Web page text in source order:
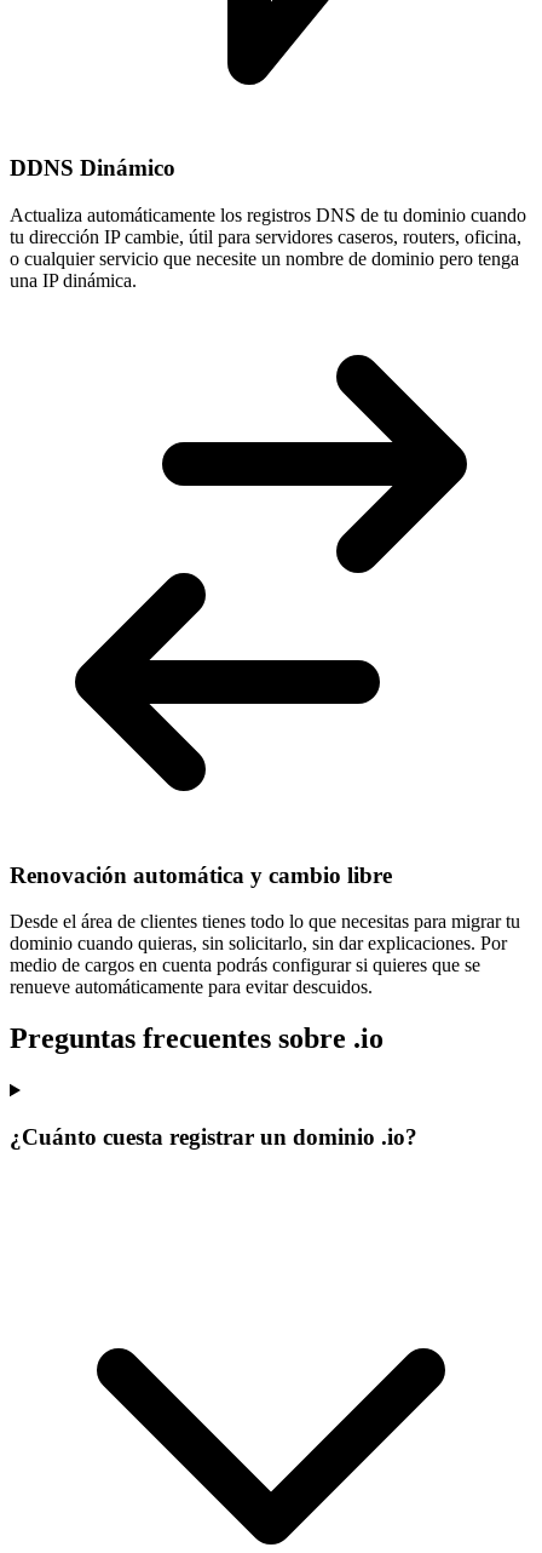
DDNS Dinámico
Actualiza automáticamente los registros DNS de tu dominio cuando
tu dirección IP cambie, útil para servidores caseros, routers, oficina,
o cualquier servicio que necesite un nombre de dominio pero tenga
una IP dinámica.
Renovación automática y cambio libre
Desde el área de clientes tienes todo lo que necesitas para migrar tu
dominio cuando quieras, sin solicitarlo, sin dar explicaciones. Por
medio de cargos en cuenta podrás configurar si quieres que se
renueve automáticamente para evitar descuidos.
Preguntas frecuentes sobre .io
¿Cuánto cuesta registrar un dominio .io?